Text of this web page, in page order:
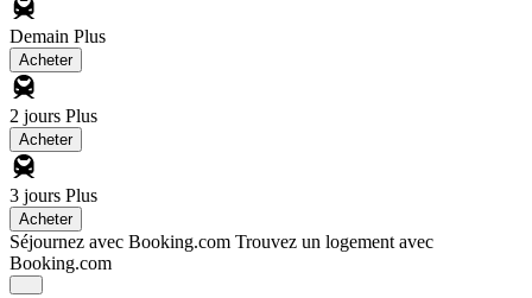
Demain Plus
Acheter
2 jours Plus
Acheter
3 jours Plus
Acheter
Séjournez avec Booking.com Trouvez un logement avec
Booking.com